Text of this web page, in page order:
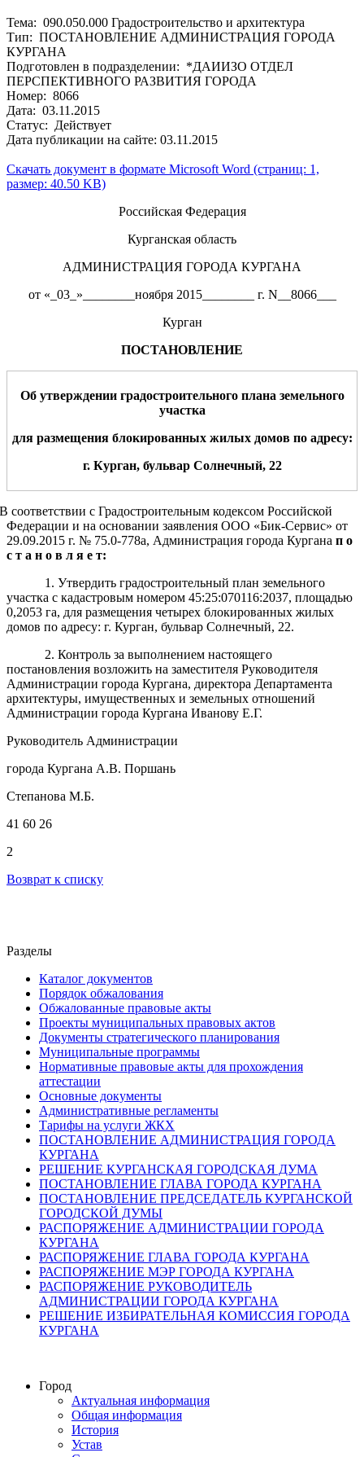
Тема: 090.050.000 Градостроительство и архитектура
Тип: ПОСТАНОВЛЕНИЕ АДМИНИСТРАЦИЯ ГОРОДА
КУРГАНА
Подготовлен в подразделении: *ДАИИЗО ОТДЕЛ
ПЕРСПЕКТИВНОГО РАЗВИТИЯ ГОРОДА
Номер: 8066
Дата: 03.11.2015
Статус: Действует
Дата публикации на сайте: 03.11.2015
Скачать документ в формате Microsoft Word (страниц: 1,
размер: 40.50 KB)
Российская Федерация
Курганская область
АДМИНИСТРАЦИЯ ГОРОДА КУРГАНА
от «_03_»________ноября 2015________ г. N__8066___
Курган
ПОСТАНОВЛЕНИЕ
Об утверждении градостроительного плана земельного
участка
для размещения блокированных жилых домов по адресу:
г. Курган, бульварСолнечный, 22
соответствии с Градостроительным кодексом Российской
Федерации и на основании заявления ООО «Бик-Сервис» от
29.09.2015 г. № 75.0-778а, Администрация города Кургана п о
с т а н о в л я е т:
1. Утвердить градостроительный план земельного
участка с кадастровым номером 45:25:070116:2037, площадью
0,2053 га, для размещения четырех блокированных жилых
домов по адресу: г. Курган, бульвар Солнечный, 22.
2. Контроль за выполнением настоящего
постановления возложить на заместителя Руководителя
Администрации города Кургана, директора Департамента
архитектуры, имущественных и земельных отношений
Администрации города Кургана Иванову Е.Г.
Руководитель Администрации
города Кургана А.В. Поршань
Степанова М.Б.
41 60 26
2
Возврат к списку
Разделы
Каталог документов
Порядок обжалования
Обжалованные правовые акты
Проекты муниципальных правовых актов
Документы стратегического планирования
Муниципальные программы
Нормативные правовые акты для прохождения
аттестации
Основные документы
Административные регламенты
Тарифы на услуги ЖКХ
ПОСТАНОВЛЕНИЕ АДМИНИСТРАЦИЯ ГОРОДА
КУРГАНА
РЕШЕНИЕ КУРГАНСКАЯ ГОРОДСКАЯ ДУМА
ПОСТАНОВЛЕНИЕ ГЛАВА ГОРОДА КУРГАНА
ПОСТАНОВЛЕНИЕ ПРЕДСЕДАТЕЛЬ КУРГАНСКОЙ
ГОРОДСКОЙ ДУМЫ
РАСПОРЯЖЕНИЕ АДМИНИСТРАЦИИ ГОРОДА
КУРГАНА
РАСПОРЯЖЕНИЕ ГЛАВА ГОРОДА КУРГАНА
РАСПОРЯЖЕНИЕ МЭР ГОРОДА КУРГАНА
РАСПОРЯЖЕНИЕ РУКОВОДИТЕЛЬ
АДМИНИСТРАЦИИ ГОРОДА КУРГАНА
РЕШЕНИЕ ИЗБИРАТЕЛЬНАЯ КОМИССИЯ ГОРОДА
КУРГАНА
Город
Актуальная информация
Общая информация
История
Устав